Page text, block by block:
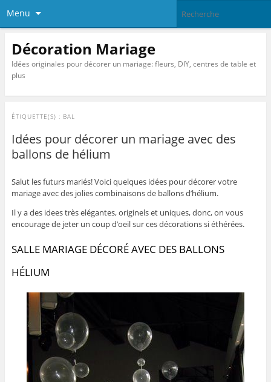
Menu
Décoration Mariage
Idées originales pour décorer un mariage: fleurs, DIY, centres de table et
plus
ÉTIQUETTE(S) : BAL
Idées pour décorer un mariage avec des
ballons de hélium
Salut les futurs mariés! Voici quelques idées pour décorer votre
mariage avec des jolies combinaisons de ballons d’hélium.
Il y a des idees très elégantes, originels et uniques, donc, on vous
encourage de jeter un coup d’oeil sur ces décorations si éthérées.
SALLE MARIAGE DÉCORÉ AVEC DES BALLONS
HÉLIUM